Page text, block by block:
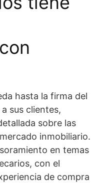
hasta la firma del
sus clientes,
sobre las
inmobiliario.
en temas
con el
de compra